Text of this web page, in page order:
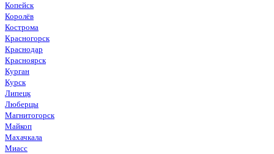
Копейск
Королёв
Кострома
Красногорск
Краснодар
Красноярск
Курган
Курск
Липецк
Люберцы
Магнитогорск
Майкоп
Махачкала
Миасс